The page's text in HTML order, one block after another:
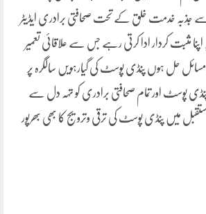
جذبہ خدمت خلق کے تحت صحافتی برادری ایڈیٹر
مثبت کردار ادا کرتی رہے جس سے علاقائی تعمیر
مسائل حل ہوں پنڈی پوسٹ کی گیارہویں سالگرہ پر
پنڈی پوسٹ اور تمام صحافتی برادری کو تہہ دل سے
مستقبل میں پنڈی پوسٹ کی ترقی وترویج کا بھی بھرپور